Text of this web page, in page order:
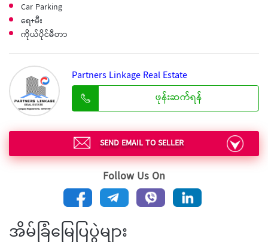
Car Parking
ရေ+မီး
ကိုယ်ပိုင်မီတာ
Partners Linkage Real Estate
ဖုန်းဆက်ရန်
SEND EMAIL TO SELLER
Follow Us On
အိမ်ခြံမြေပြပွဲများ